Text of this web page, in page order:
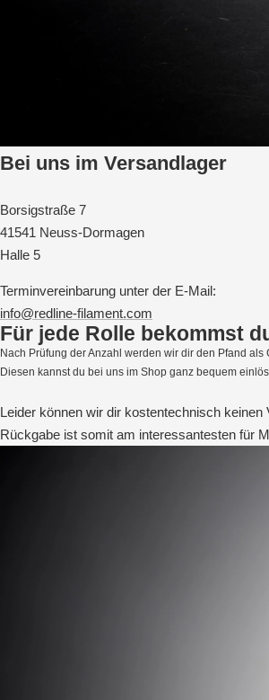
Bei uns im Versandlager
Borsigstraße 7
41541 Neuss-Dormagen
Halle 5
Terminvereinbarung unter der E-Mail:
info@redline-filament.com
Für jede Rolle bekommst
Nach Prüfung der Anzahl werden wir dir den Pfand
Diesen kannst du bei uns im Shop ganz bequem
Leider können wir dir kostentechnisch keinen
Rückgabe ist somit am interessantesten für